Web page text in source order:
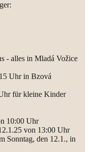
- alles in Mladá Vožice
Uhr in Bzová
für kleine Kinder
10:00 Uhr
von 13:00 Uhr
Sonntag, den 12.1., in